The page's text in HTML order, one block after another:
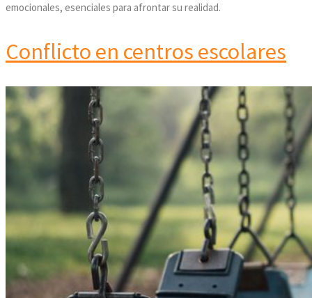
emocionales, esenciales para afrontar su realidad.
Conflicto en centros escolares